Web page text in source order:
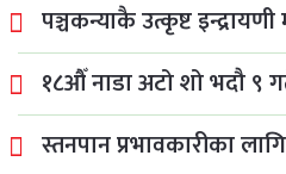
पञ्चकन्याकै उत्कृष्ट इन्द्रायणी
१८औँ नाडा अटो शो भदौ ९
स्तनपान प्रभावकारीका